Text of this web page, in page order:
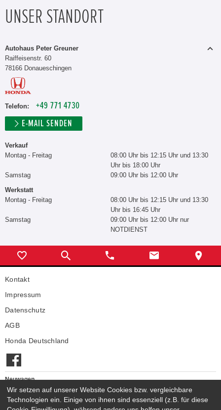
UNSER STANDORT
Autohaus Peter Greuner
Raiffeisenstr. 60
78166 Donaueschingen
Telefon:
+49 771 4730
E-MAIL SENDEN
Verkauf
Montag - Freitag
08:00 Uhr bis 12:15 Uhr und 13:30
Uhr bis 18:00 Uhr
Samstag
09:00 Uhr bis 12:00 Uhr
Werkstatt
Montag - Freitag
08:00 Uhr bis 12:15 Uhr und 13:30
Uhr bis 16:45 Uhr
Samstag
09:00 Uhr bis 12:00 Uhr nur
NOTDIENST
Kontakt
Impressum
Datenschutz
AGB
Honda Deutschland
Neuwagen
Honda Neuwagen
Gebrauchtwagen
Wir setzen auf unserer Website Cookies bzw. vergleichbare
Technologien ein. Einige von ihnen sind essenziell (z.B. für diese